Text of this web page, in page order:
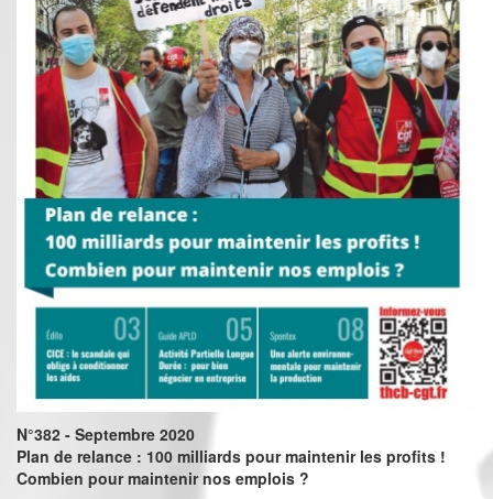
N°382 - Septembre 2020
Plan de relance : 100 milliards pour maintenir les profits !
Combien pour maintenir nos emplois ?